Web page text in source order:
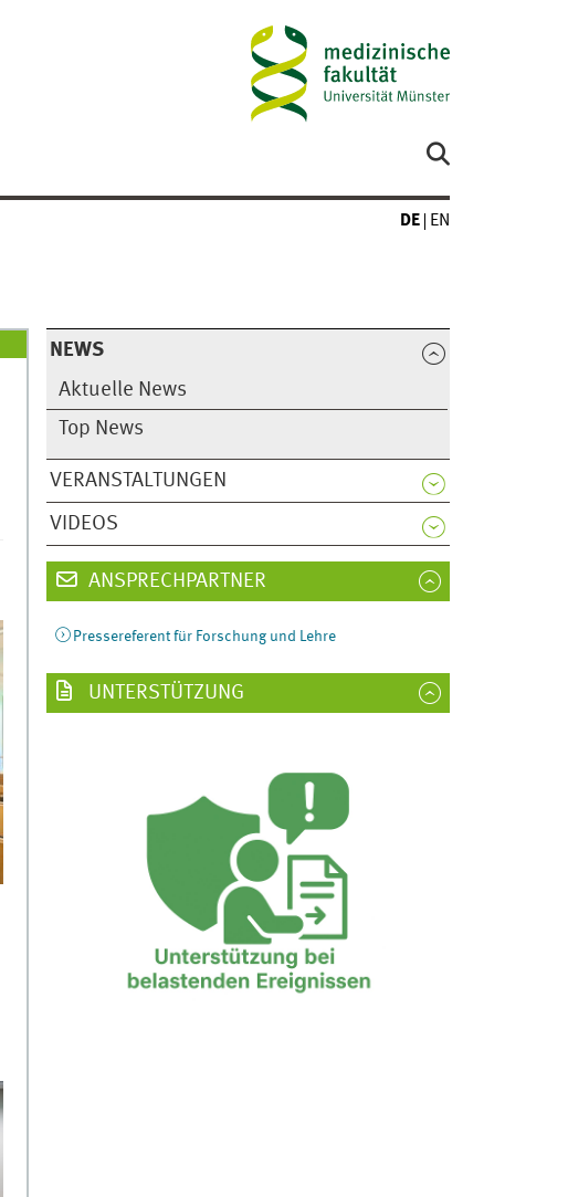
DE EN
NEWS
Aktuelle News
Top News
VERANSTALTUNGEN
VIDEOS
ANSPRECHPARTNER
Pressereferent für Forschung und Lehre
UNTERSTÜTZUNG